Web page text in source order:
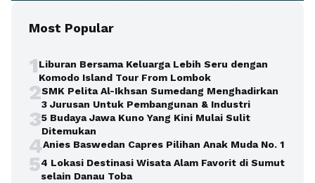
Most Popular
1Liburan Bersama Keluarga Lebih Seru dengan
Komodo Island Tour From Lombok
2SMK Pelita Al-Ikhsan Sumedang Menghadirkan
3 Jurusan Untuk Pembangunan & Industri
35 Budaya Jawa Kuno Yang Kini Mulai Sulit
Ditemukan
4Anies Baswedan Capres Pilihan Anak Muda No. 1
54 Lokasi Destinasi Wisata Alam Favorit di Sumut
selain Danau Toba